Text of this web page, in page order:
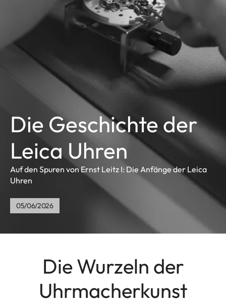
Die Geschichte der
Leica Uhren
Auf den Spuren von Ernst Leitz I: Die Anfänge der Leica
Uhren
05/06/2026
Die Wurzeln der
Uhrmacherkunst